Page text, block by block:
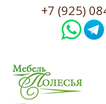
+7 (925)